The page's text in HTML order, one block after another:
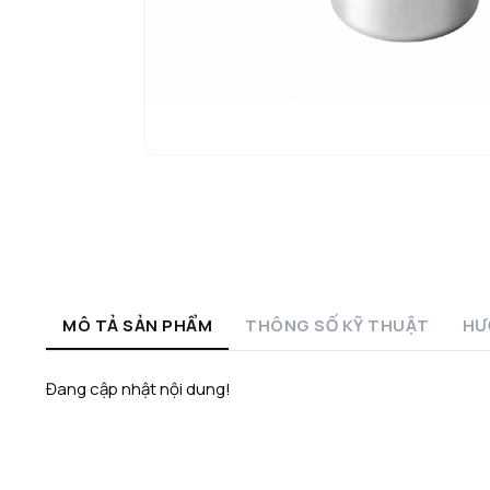
MÔ TẢ SẢN PHẨM THÔNG SỐ KỸ THUẬT
Đang cập nhật nội dung!